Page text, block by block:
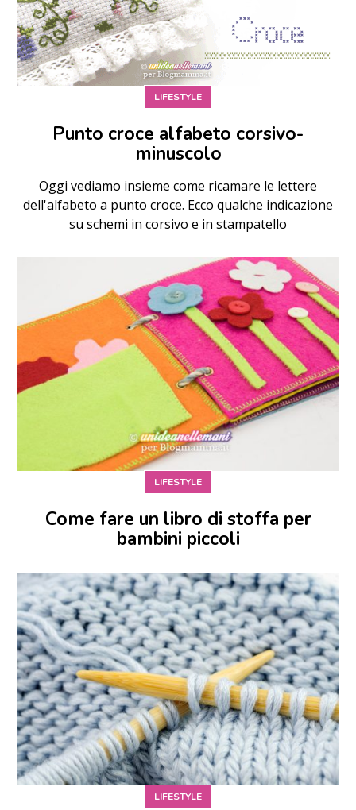
LIFESTYLE
Punto croce alfabeto corsivo-
minuscolo
Oggi vediamo insieme come ricamare le lettere
dell'alfabeto a punto croce. Ecco qualche indicazione
su schemi in corsivo e in stampatello
LIFESTYLE
Come fare un libro di stoffa per
bambini piccoli
LIFESTYLE